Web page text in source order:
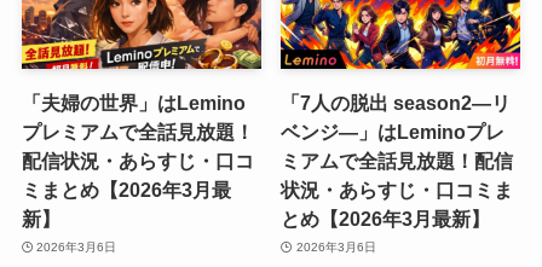
「夫婦の世界」はLemino
プレミアムで全話見放題！
配信状況・あらすじ・口コ
ミまとめ【2026年3月最
新】
2026年3月6日
「7人の脱出 season2―リ
ベンジ―」はLeminoプレ
ミアムで全話見放題！配信
状況・あらすじ・口コミま
とめ【2026年3月最新】
2026年3月6日